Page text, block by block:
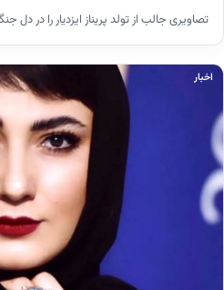
تصاویری جالب از تولد پریناز ایزدیار را در
اخبار